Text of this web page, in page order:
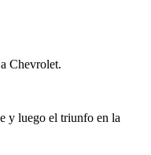
Chevrolet.
y luego el triunfo en la